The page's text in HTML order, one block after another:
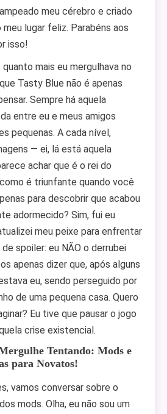
meu cérebro e criado
lugar feliz. Parabéns aos
isso!
mais eu mergulhava no
Tasty Blue não é apenas
Sempre há aquela
entre eu e meus amigos
pequenas. A cada nível,
— ei, lá está aquela
achar que é o rei do
é triunfante quando você
para descobrir que acabou
adormecido? Sim, fui eu
meu peixe para enfrentar
spoiler: eu NÃO o derrubei
apenas dizer que, após alguns
eu, sendo perseguido por
de uma pequena casa. Quero
Eu tive que pausar o jogo
crise existencial.
Tentando: Mods e
para Novatos!
vamos conversar sobre o
mods. Olha, eu não sou um